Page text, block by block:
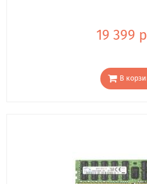
19 399
В